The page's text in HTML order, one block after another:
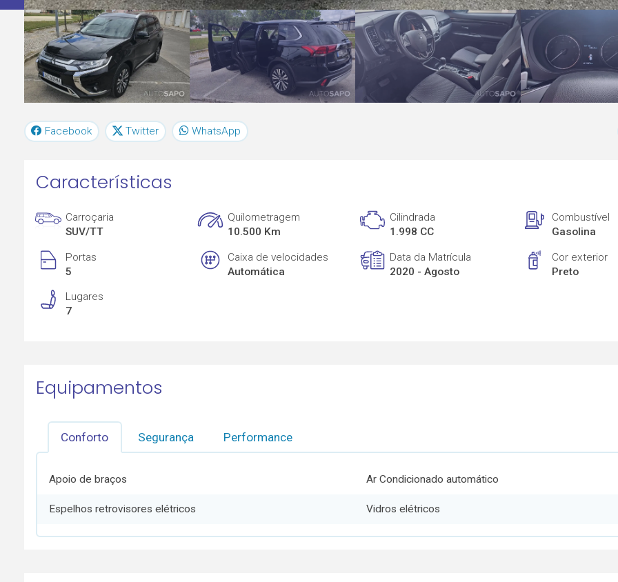
Facebook Twitter WhatsApp
Características
Carroçaria
SUV/TT
Quilometragem
10.500 Km
Cilindrada
1.998 CC
Combustível
Gasolina
Portas
5
Caixa de velocidades
Automática
Data da Matrícula
2020 - Agosto
Cor exterior
Preto
Lugares
7
Equipamentos
Conforto Segurança Performance
Apoio de braços Ar Condicionado automático
Espelhos retrovisores elétricos Vidros elétricos